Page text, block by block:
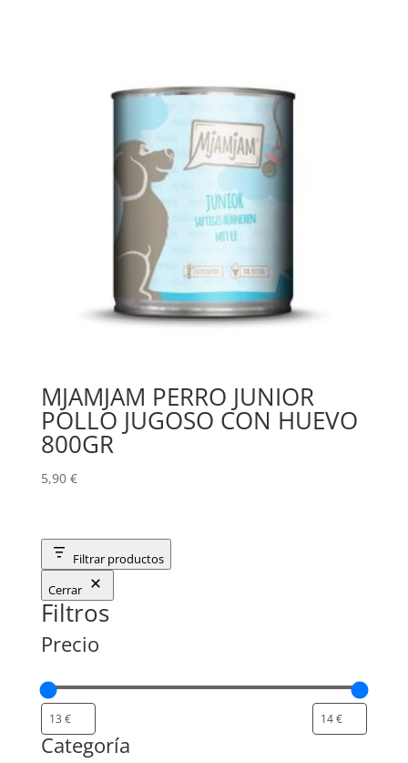
MJAMJAM PERRO JUNIOR
POLLO JUGOSO CON HUEVO
800GR
5,90 €
Filtrar productos
Cerrar
Filtros
Precio
Categoría